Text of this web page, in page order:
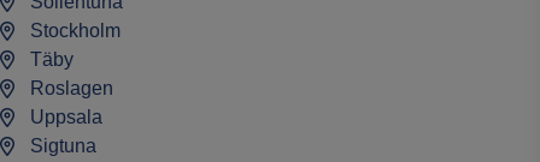
Stockholm
Täby
Roslagen
Uppsala
Sigtuna